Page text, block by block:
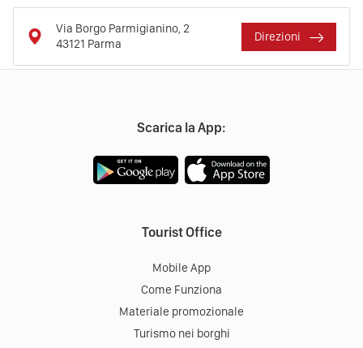
Via Borgo Parmigianino, 2
43121 Parma
Direzioni
Scarica la App:
Tourist Office
Mobile App
Come Funziona
Materiale promozionale
Turismo nei borghi